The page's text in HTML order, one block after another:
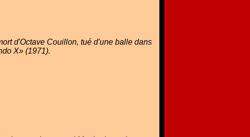
d'Octave Couillon, tué d'une balle dans
X» (1971).